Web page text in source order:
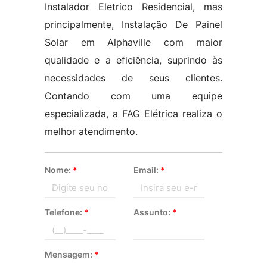
Instalador Eletrico Residencial, mas
principalmente, Instalação De Painel
Solar em Alphaville com maior
qualidade e a eficiência, suprindo às
necessidades de seus clientes.
Contando com uma equipe
especializada, a FAG Elétrica realiza o
melhor atendimento.
Nome: * Email: *
Telefone: * Assunto: *
Mensagem: *